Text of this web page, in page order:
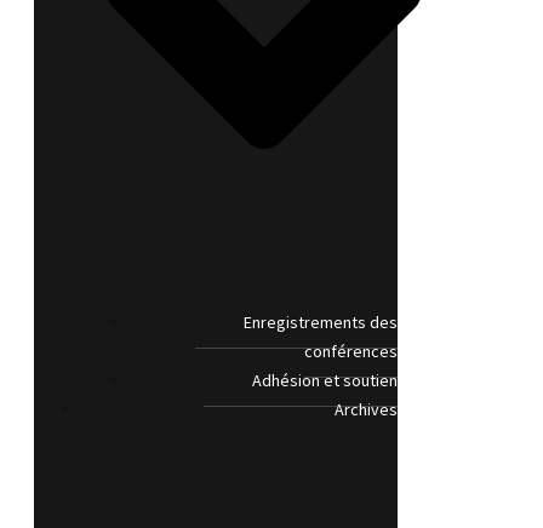
Enregistrements des
conférences
Adhésion et soutien
Archives